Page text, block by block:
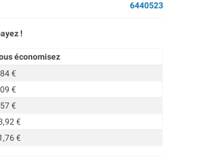
6440523
!
économisez
€
€
€
€
€